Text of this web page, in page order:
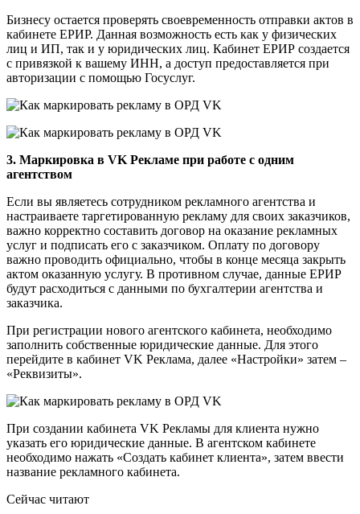
Бизнесу остается проверять своевременность отправки актов в
кабинете ЕРИР. Данная возможность есть как у физических
лиц и ИП, так и у юридических лиц. Кабинет ЕРИР создается
с привязкой к вашему ИНН, а доступ предоставляется при
авторизации с помощью Госуслуг.
3. Маркировка в VK Рекламе при работе с одним
агентством
Если вы являетесь сотрудником рекламного агентства и
настраиваете таргетированную рекламу для своих заказчиков,
важно корректно составить договор на оказание рекламных
услуг и подписать его с заказчиком. Оплату по договору
важно проводить официально, чтобы в конце месяца закрыть
актом оказанную услугу. В противном случае, данные ЕРИР
будут расходиться с данными по бухгалтерии агентства и
заказчика.
При регистрации нового агентского кабинета, необходимо
заполнить собственные юридические данные. Для этого
перейдите в кабинет VK Реклама, далее «Настройки» затем –
«Реквизиты».
При создании кабинета VK Рекламы для клиента нужно
указать его юридические данные. В агентском кабинете
необходимо нажать «Создать кабинет клиента», затем ввести
название рекламного кабинета.
Сейчас читают